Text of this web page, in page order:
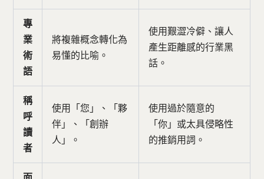
專
業
術
語
將複雜概念轉化為
易懂的比喻。
使用艱澀冷僻、讓人
產生距離感的行業黑
話。
稱
呼
讀
者
使用「您」、「夥
伴」、「創辦
人」。
使用過於隨意的
「你」或太具侵略性
的推銷用詞。